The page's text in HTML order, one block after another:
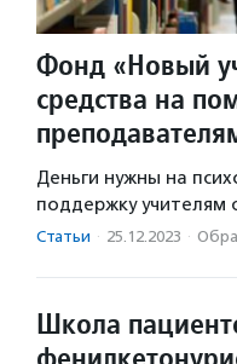
Фонд «Новый
средства на
Деньги нужны на
поддержку учителям
Статьи · 25.12.2023 ·
Школа